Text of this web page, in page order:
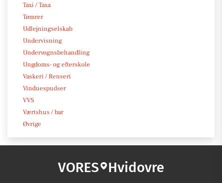
Taxi / Taxa
Tømrer
Udlejningselskab
Undervisning
Undervognsbehandling
Ungdoms- og efterskole
Vaskeri / Renseri
Vinduespudser
VVS
Værtshus / bar
Øvrige
VORES Hvidovre